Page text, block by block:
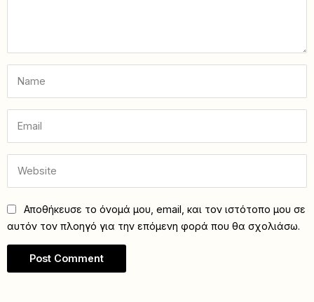
Αποθήκευσε το όνομά μου, email, και τον ιστότοπο μου σε
αυτόν τον πλοηγό για την επόμενη φορά που θα σχολιάσω.